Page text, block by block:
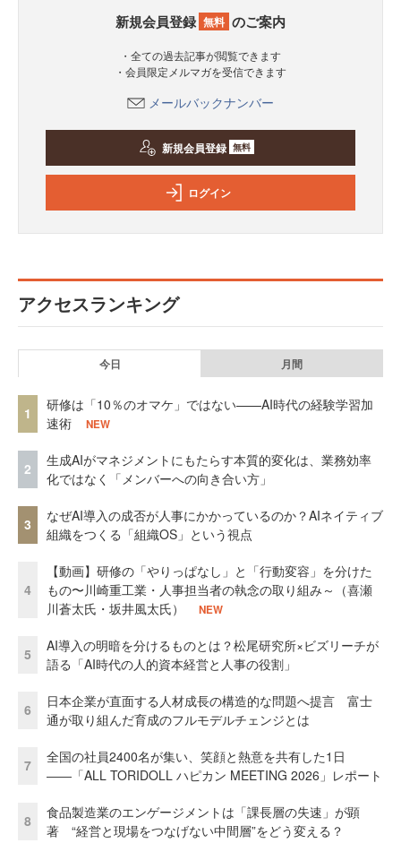
新規会員登録 無料 のご案内
・全ての過去記事が閲覧できます
・会員限定メルマガを受信できます
メールバックナンバー
新規会員登録 無料
ログイン
アクセスランキング
今日 月間
1
研修は「10％のオマケ」ではない——AI時代の経験学習加
速術
NEW
2
生成AIがマネジメントにもたらす本質的変化は、業務効率
化ではなく「メンバーへの向き合い方」
3
なぜAI導入の成否が人事にかかっているのか？AIネイティブ
組織をつくる「組織OS」という視点
4
【動画】研修の「やりっぱなし」と「行動変容」を分けた
もの〜川崎重工業・人事担当者の執念の取り組み～（喜瀬
川蒼太氏・坂井風太氏）
NEW
5
AI導入の明暗を分けるものとは？松尾研究所×ビズリーチが
語る「AI時代の人的資本経営と人事の役割」
6
日本企業が直面する人材成長の構造的な問題へ提言 富士
通が取り組んだ育成のフルモデルチェンジとは
7
全国の社員2400名が集い、笑顔と熱意を共有した1日
――「ALL TORIDOLL ハピカン MEETING 2026」レポート
8
食品製造業のエンゲージメントは「課長層の失速」が顕
著 “経営と現場をつなげない中間層”をどう変える？